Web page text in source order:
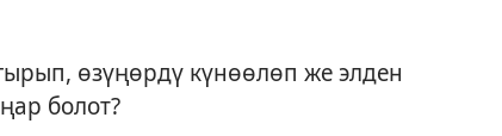
өзүңөрдү күнөөлөп же элден
болот?